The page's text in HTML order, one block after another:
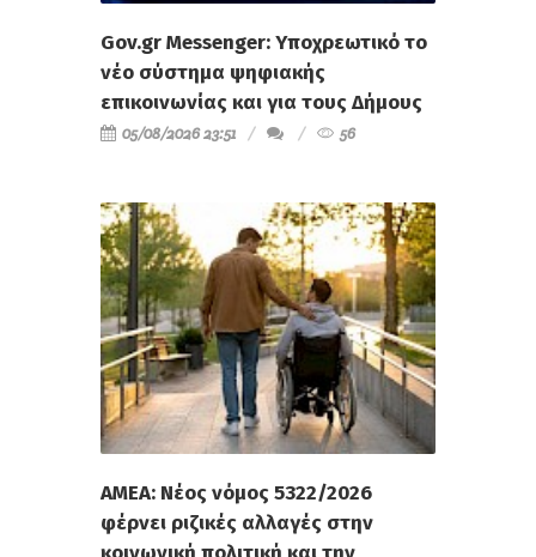
Gov.gr Messenger: Υποχρεωτικό το
νέο σύστημα ψηφιακής
επικοινωνίας και για τους Δήμους
05/08/2026 23:51 56
ΑΜΕΑ: Νέος νόμος 5322/2026
φέρνει ριζικές αλλαγές στην